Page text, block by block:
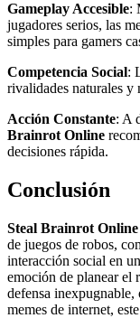
Gameplay Accesible:
jugadores serios, las
simples para gamers
Competencia Social:
rivalidades naturales y
Acción Constante: A
Brainrot Online
decisiones rápida.
Conclusión
Steal Brainrot Online
de juegos de robos,
interacción social en
emoción de planear el
defensa
memes de internet,